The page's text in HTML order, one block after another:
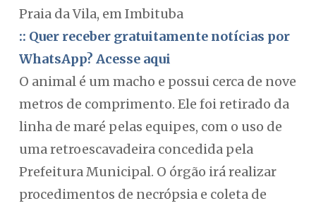
Praia da Vila, em Imbituba
:: Quer receber gratuitamente notícias por
WhatsApp? Acesse aqui
O animal é um macho e possui cerca de nove
metros de comprimento. Ele foi retirado da
linha de maré pelas equipes, com o uso de
uma retroescavadeira concedida pela
Prefeitura Municipal. O órgão irá realizar
procedimentos de necrópsia e coleta de